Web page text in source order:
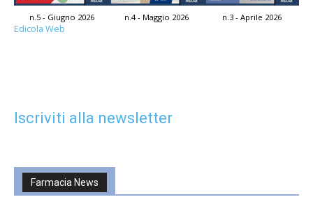
n.5 - Giugno 2026 n.4 - Maggio 2026 n.3 - Aprile 2026
Edicola Web
Iscriviti alla newsletter
Farmacia News